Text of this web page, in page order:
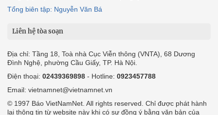
Tổng biên tập: Nguyễn Văn Bá
Liên hệ tòa soạn
Địa chỉ: Tầng 18, Toà nhà Cục Viễn thông (VNTA), 68 Dương
Đình Nghệ, phường Cầu Giấy, TP. Hà Nội.
Điện thoại: 02439369898 - Hotline: 0923457788
Email: vietnamnet@vietnamnet.vn
© 1997 Báo VietNamNet. All rights reserved. Chỉ được phát hành
lại thông tin từ website này khi có sự đồng ý bằng văn bản của